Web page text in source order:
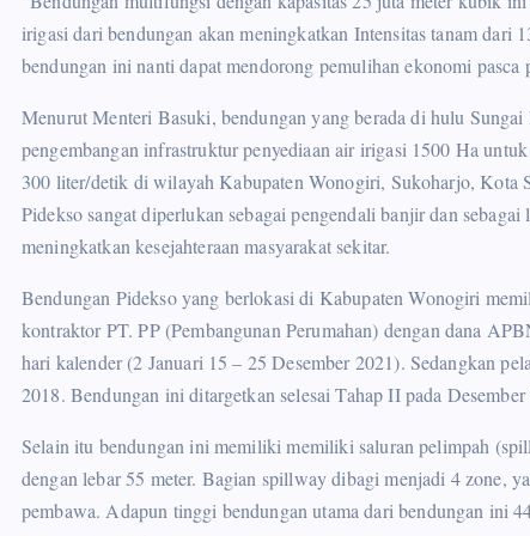
irigasi dari bendungan akan meningkatkan Intensitas tanam
bendungan ini nanti dapat mendorong pemulihan ekonomi
Menurut Menteri Basuki, bendungan yang berada di hulu
pengembangan infrastruktur penyediaan air irigasi 1500 Ha
300 liter/detik di wilayah Kabupaten Wonogiri, Sukoharjo, Kota
Pidekso sangat diperlukan sebagai pengendali banjir dan
meningkatkan kesejahteraan masyarakat sekitar.
Bendungan Pidekso yang berlokasi di Kabupaten Wonogiri
kontraktor PT. PP (Pembangunan Perumahan) dengan dana
hari kalender (2 Januari 15 – 25 Desember 2021). Sedangkan
2018. Bendungan ini ditargetkan selesai Tahap II pada
Selain itu bendungan ini memiliki memiliki saluran pelimpah
dengan lebar 55 meter. Bagian spillway dibagi menjadi 4 zone,
pembawa. Adapun tinggi bendungan utama dari bendungan ini